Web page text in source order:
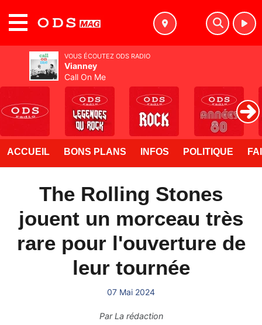
ACCUEIL BONS PLANS INFOS POLITIQUE
The Rolling Stones
jouent un morceau très
rare pour l'ouverture de
leur tournée
07 Mai 2024
ParLa rédaction
VOUS ÉCOUTEZ ODS RADIO
Vianney
Call On Me